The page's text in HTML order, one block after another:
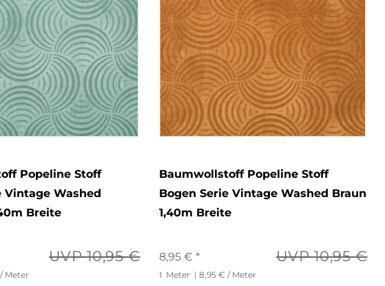
Popeline Stoff
Vintage Washed
Breite
UVP 10,95 €
Meter
Baumwollstoff Popeline Stoff
Bogen Serie Vintage Washed Braun
1,40m Breite
UVP 10,95 €
8,95 € *
1 Meter | 8,95 € / Meter